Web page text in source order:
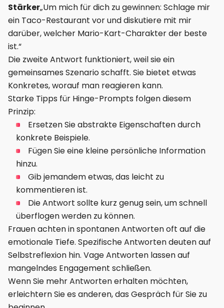
Stärker„Um mich für dich zu gewinnen: Schlage mir
ein Taco-Restaurant vor und diskutiere mit mir
darüber, welcher Mario-Kart-Charakter der beste
ist.“
Die zweite Antwort funktioniert, weil sie ein
gemeinsames Szenario schafft. Sie bietet etwas
Konkretes, worauf man reagieren kann.
Starke Tipps für Hinge-Prompts folgen diesem
Prinzip:
Ersetzen Sie abstrakte Eigenschaften durch
konkrete Beispiele.
Fügen Sie eine kleine persönliche Information
hinzu.
Gib jemandem etwas, das leicht zu
kommentieren ist.
Die Antwort sollte kurz genug sein, um schnell
überflogen werden zu können.
Frauen achten in spontanen Antworten oft auf die
emotionale Tiefe. Spezifische Antworten deuten auf
Selbstreflexion hin. Vage Antworten lassen auf
mangelndes Engagement schließen.
Wenn Sie mehr Antworten erhalten möchten,
erleichtern Sie es anderen, das Gespräch für Sie zu